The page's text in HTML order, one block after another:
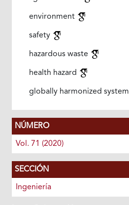
environment
safety
hazardous waste
health hazard
globally harmonized system
NÚMERO
Vol. 71 (2020)
SECCIÓN
Ingeniería